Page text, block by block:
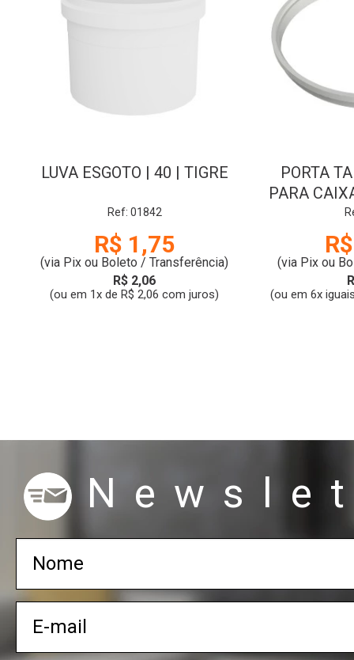
LUVA ESGOTO | 40 | TIGRE
Ref: 01842
R$ 1,75
(via Pix ou Boleto / Transferência)
R$ 2,06
(ou em 1x de R$ 2,06 com juros)
PORTA
PARA
|
(via Pix ou
(ou em 6x